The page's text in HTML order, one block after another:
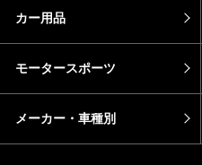
カー用品
モータースポーツ
メーカー・車種別